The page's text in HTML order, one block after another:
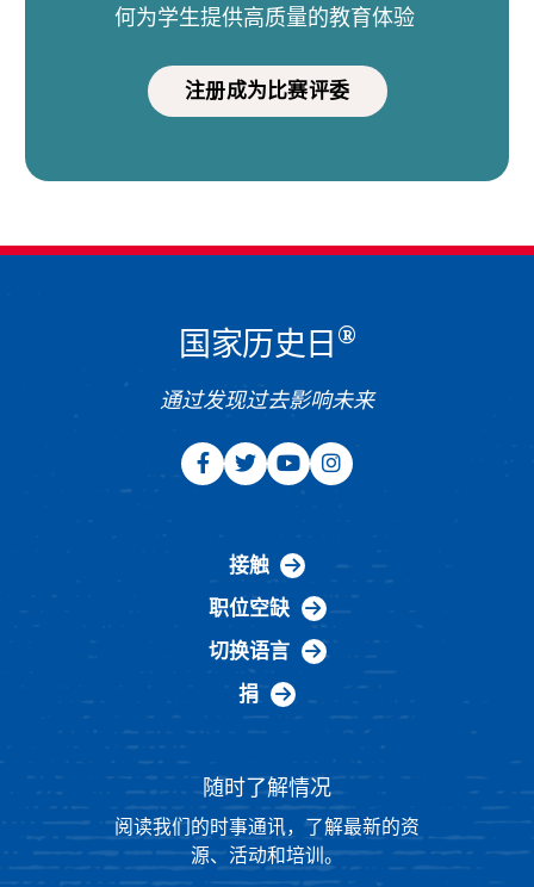
何为学生提供高质量的教育体验
注册成为比赛评委
国家历史日 ®
通过发现过去影响未来
接触
职位空缺
切换语言
捐
随时了解情况
阅读我们的时事通讯，了解最新的资
源、活动和培训。